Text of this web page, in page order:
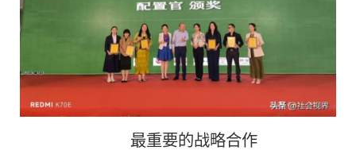
最重要的战略合作